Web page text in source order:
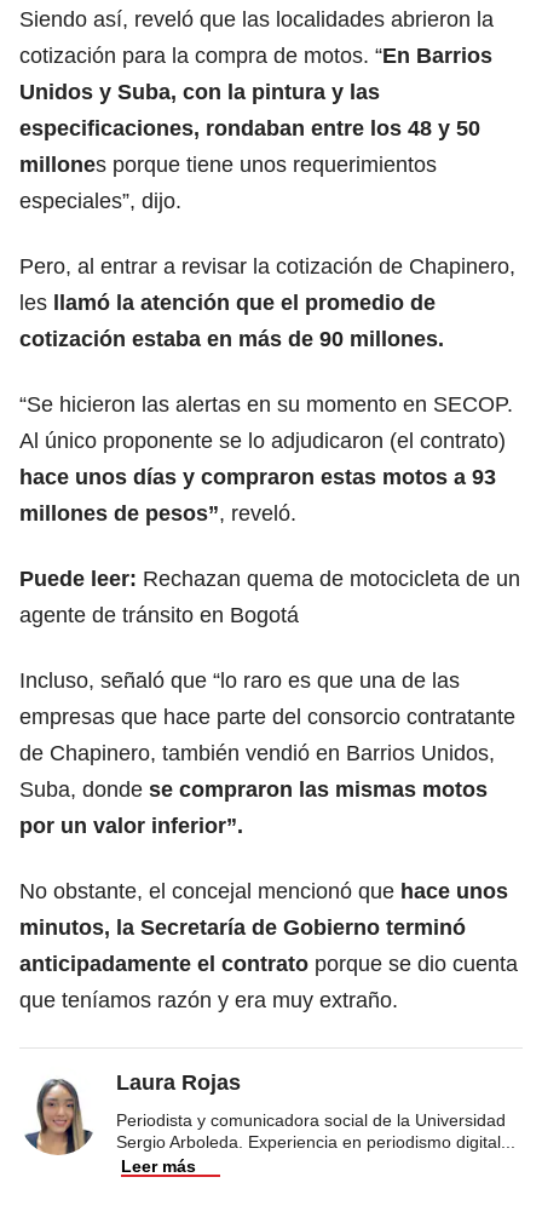
Siendo así, reveló que las localidades abrieron la
cotización para la compra de motos. “En Barrios
Unidos y Suba, con la pintura y las
especificaciones, rondaban entre los 48 y 50
millones porque tiene unos requerimientos
especiales”, dijo.
Pero, al entrar a revisar la cotización de Chapinero,
les llamó la atención que el promedio de
cotización estaba en más de 90 millones.
“Se hicieron las alertas en su momento en SECOP.
Al único proponente se lo adjudicaron (el contrato)
hace unos días y compraron estas motos a 93
millones de pesos”, reveló.
Puede leer: Rechazan quema de motocicleta de un
agente de tránsito en Bogotá
Incluso, señaló que “lo raro es que una de las
empresas que hace parte del consorcio contratante
de Chapinero, también vendió en Barrios Unidos,
Suba, donde se compraron las mismas motos
por un valor inferior”.
No obstante, el concejal mencionó que hace unos
minutos, la Secretaría de Gobierno terminó
anticipadamente el contrato porque se dio cuenta
que teníamos razón y era muy extraño.
Laura Rojas
Periodista y comunicadora social de la Universidad
Sergio Arboleda. Experiencia en periodismo digital
Leer más